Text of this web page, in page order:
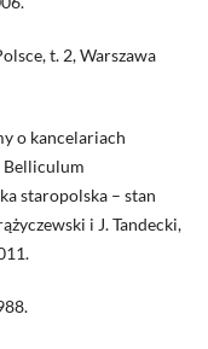
t. 2, Warszawa
o kancelariach
Belliculum
staropolska – stan
i J. Tandecki,